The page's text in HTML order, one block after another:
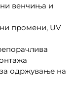
венчиња и
промени, UV
одржување на